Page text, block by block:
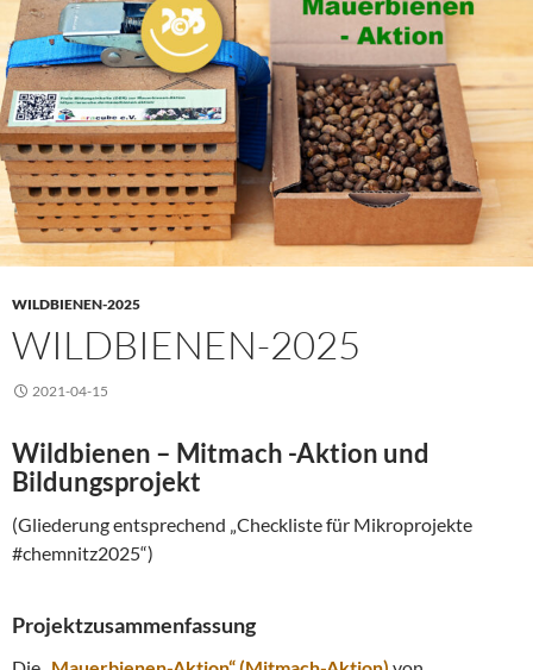
WILDBIENEN-2025
WILDBIENEN-2025
2021-04-15
Wildbienen – Mitmach -Aktion und
Bildungsprojekt
(Gliederung entsprechend „Checkliste für Mikroprojekte
#chemnitz2025“)
Projektzusammenfassung